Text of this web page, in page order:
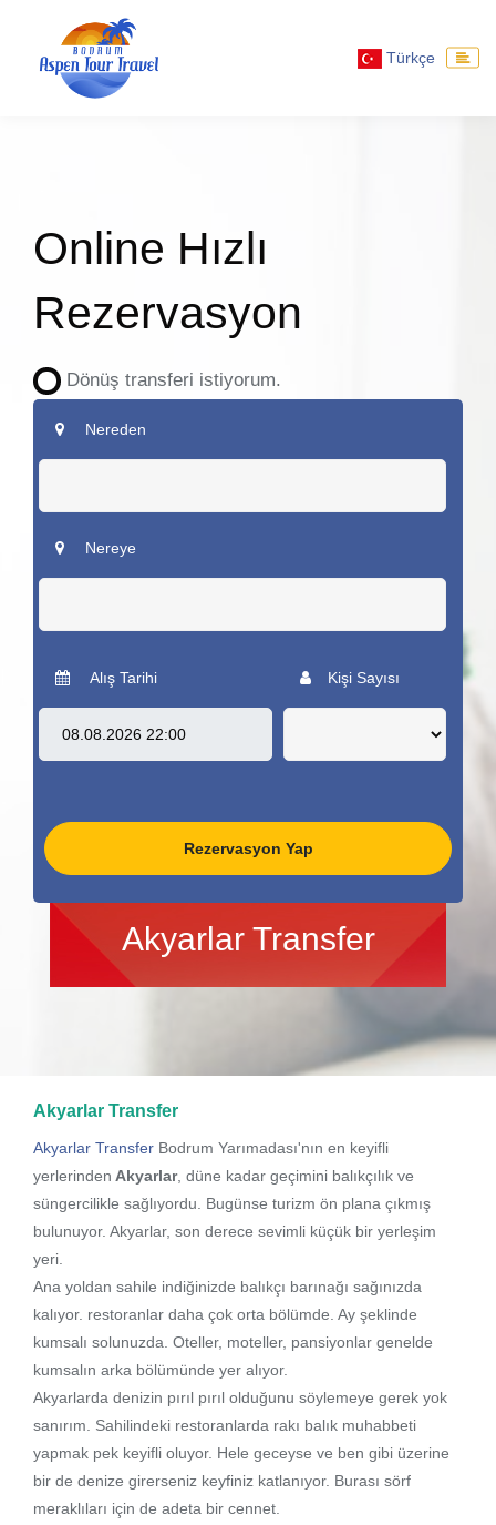
Türkçe
Online Hızlı
Rezervasyon
Dönüş transferi istiyorum.
Nereden
Nereye
Alış Tarihi Kişi Sayısı
Rezervasyon Yap
Akyarlar Transfer
Akyarlar Transfer
Akyarlar Transfer Bodrum Yarımadası'nın en keyifli
yerlerinden Akyarlar, düne kadar geçimini balıkçılık ve
süngercilikle sağlıyordu. Bugünse turizm ön plana çıkmış
bulunuyor. Akyarlar, son derece sevimli küçük bir yerleşim
yeri.
Ana yoldan sahile indiğinizde balıkçı barınağı sağınızda
kalıyor. restoranlar daha çok orta bölümde. Ay şeklinde
kumsalı solunuzda. Oteller, moteller, pansiyonlar genelde
kumsalın arka bölümünde yer alıyor.
Akyarlarda denizin pırıl pırıl olduğunu söylemeye gerek yok
sanırım. Sahilindeki restoranlarda rakı balık muhabbeti
yapmak pek keyifli oluyor. Hele geceyse ve ben gibi üzerine
bir de denize girerseniz keyfiniz katlanıyor. Burası sörf
meraklıları için de adeta bir cennet.